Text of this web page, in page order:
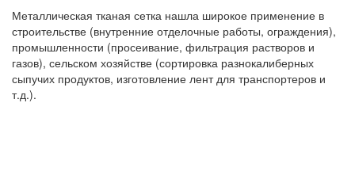
Металлическая тканая сетка нашла широкое применение в
строительстве (внутренние отделочные работы, ограждения),
промышленности (просеивание, фильтрация растворов и
газов), сельском хозяйстве (сортировка разнокалиберных
сыпучих продуктов, изготовление лент для транспортеров и
т.д.).